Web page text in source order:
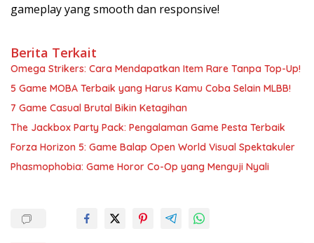
gameplay yang smooth dan responsive!
Berita Terkait
Omega Strikers: Cara Mendapatkan Item Rare Tanpa Top-Up!
5 Game MOBA Terbaik yang Harus Kamu Coba Selain MLBB!
7 Game Casual Brutal Bikin Ketagihan
The Jackbox Party Pack: Pengalaman Game Pesta Terbaik
Forza Horizon 5: Game Balap Open World Visual Spektakuler
Phasmophobia: Game Horor Co-Op yang Menguji Nyali